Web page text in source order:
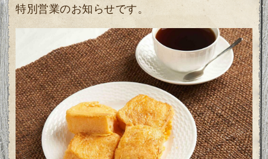
特別営業のお知らせです。